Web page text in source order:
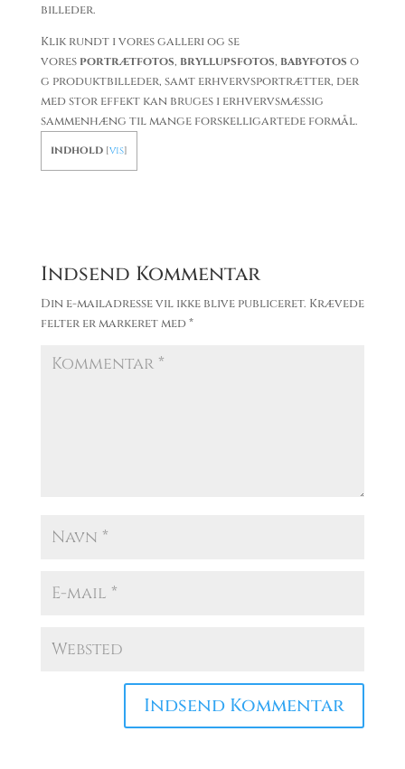
billeder.
Klik rundt i vores galleri og se
vores portrætfotos, bryllupsfotos, babyfotos o
g produktbilleder, samt erhvervsportrætter, der
med stor effekt kan bruges i erhvervsmæssig
sammenhæng til mange forskelligartede formål.
indhold [vis]
Indsend Kommentar
Din e-mailadresse vil ikke blive publiceret. Krævede
felter er markeret med*